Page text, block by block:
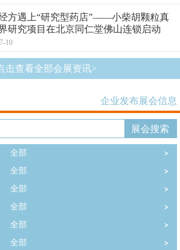
方遇上“研究型药店”——小柴胡颗粒真
研究项目在北京同仁堂佛山连锁启动
10
击查看全部会展资讯>
企业发布展会信息
全部
全部
全部
全部
全部
全部